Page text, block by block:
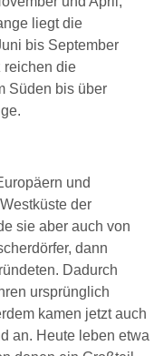
liegt die
bis September
reichen die
Süden bis über
und
der
sie aber auch von
dann
Dadurch
ursprünglich
kamen jetzt auch
an. Heute leben etwa